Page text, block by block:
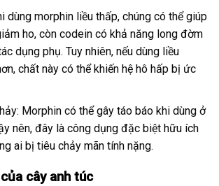
dùng morphin liều thấp, chúng có thể giúp
ho, còn codein có khả năng long đờm
dụng phụ. Tuy nhiên, nếu dùng liều
chất này có thể khiến hệ hô hấp bị ức
Morphin có thể gây táo báo khi dùng ở
nên, đây là công dụng đặc biệt hữu ích
ai bị tiêu chảy mãn tính nặng.
cây anh túc